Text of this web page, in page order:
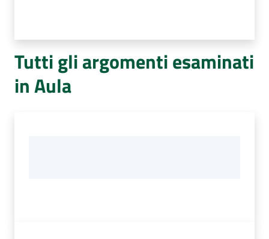
Tutti gli argomenti esaminati
in Aula